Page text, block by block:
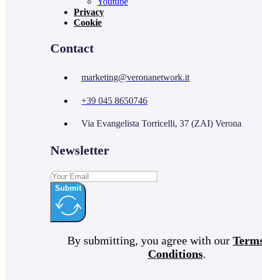
Privacy
Cookie
Contact
marketing@veronanetwork.it
+39 045 8650746
Via Evangelista Torricelli, 37 (ZAI) Verona
Newsletter
Submit
By submitting, you agree with our
Conditions.